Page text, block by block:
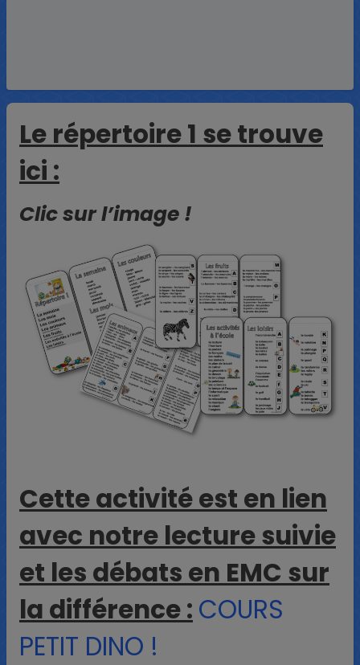
Le répertoire 1 se trouve
ici :
Clic sur l’image !
Cette activité est en lien
avec notre lecture suivie
et les débats en EMC sur
la différence : COURS
PETIT DINO !